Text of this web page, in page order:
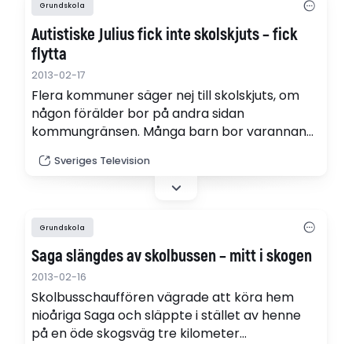
Grundskola
Autistiske Julius fick inte skolskjuts – fick
flytta
2013-02-17
Flera kommuner säger nej till skolskjuts, om
någon förälder bor på andra sidan
kommungränsen. Många barn bor varannan
lagstiftningen har inte hängt med.
Sveriges Television
Grundskola
Saga slängdes av skolbussen – mitt i skogen
2013-02-16
Skolbusschauffören vägrade att köra hem
nioåriga Saga och släppte i stället av henne
på en öde skogsväg tre kilometer